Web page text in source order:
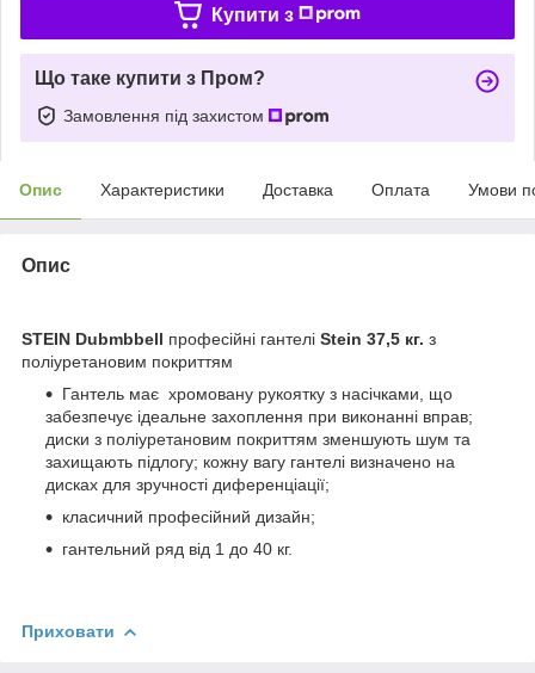
Купити з
Що таке купити з Пром?
Замовлення під захистом
Опис Характеристики Доставка Оплата Умови
Опис
STEIN Dubmbbell професійні гантелі Stein 37,5 кг. з
поліуретановим покриттям
Гантель має хромовану рукоятку з насічками, що
забезпечує ідеальне захоплення при виконанні вправ;
диски з поліуретановим покриттям зменшують шум та
захищають підлогу; кожну вагу гантелі визначено на
дисках для зручності диференціації;
класичний професійний дизайн;
гантельний ряд від 1 до 40 кг.
Приховати